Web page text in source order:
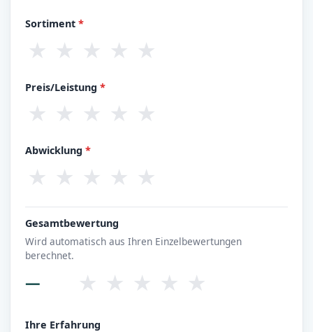
Sortiment*
★ ★ ★ ★ ★
Preis/Leistung*
★ ★ ★ ★ ★
Abwicklung*
★ ★ ★ ★ ★
Gesamtbewertung
Wird automatisch aus Ihren Einzelbewertungen
berechnet.
— ★ ★ ★ ★ ★
Ihre Erfahrung